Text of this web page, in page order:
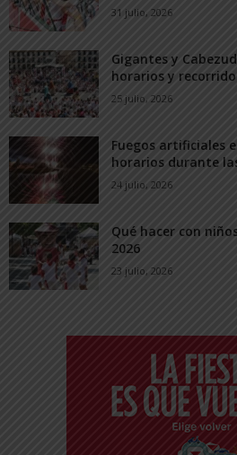
31 julio, 2026
Gigantes y
horarios y
25 julio, 2026
Fuegos artificiales
horarios durante
24 julio, 2026
Qué hacer con
2026
23 julio, 2026